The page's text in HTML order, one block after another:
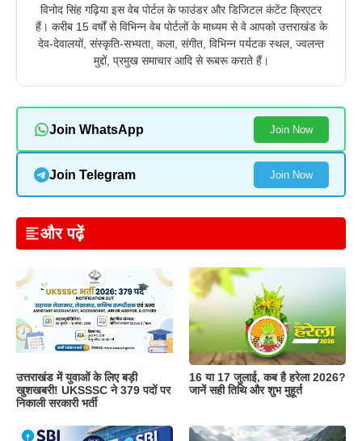
विनोद सिंह गढ़िया इस वेब पोर्टल के फाउंडर और डिजिटल कंटेंट क्रिएटर
हैं। करीब 15 वर्षों से विभिन्न वेब पोर्टलों के माध्यम से वे आपको उत्तराखंड के
देव-देवालयों, संस्कृति-सभ्यता, कला, संगीत, विभिन्न पर्यटक स्थल, ज्वलन्त
मुद्दों, प्रमुख समाचार आदि से रूबरू कराते हैं।
Join WhatsApp Join Now
Join Telegram Join Now
और पढ़ें
उत्तराखंड में युवाओं के लिए बड़ी
खुशखबरी! UKSSSC ने 379 पदों पर
निकाली सरकारी भर्ती
16 या 17 जुलाई, कब है हरेला 2026?
जानें सही तिथि और शुभ मुहूर्त